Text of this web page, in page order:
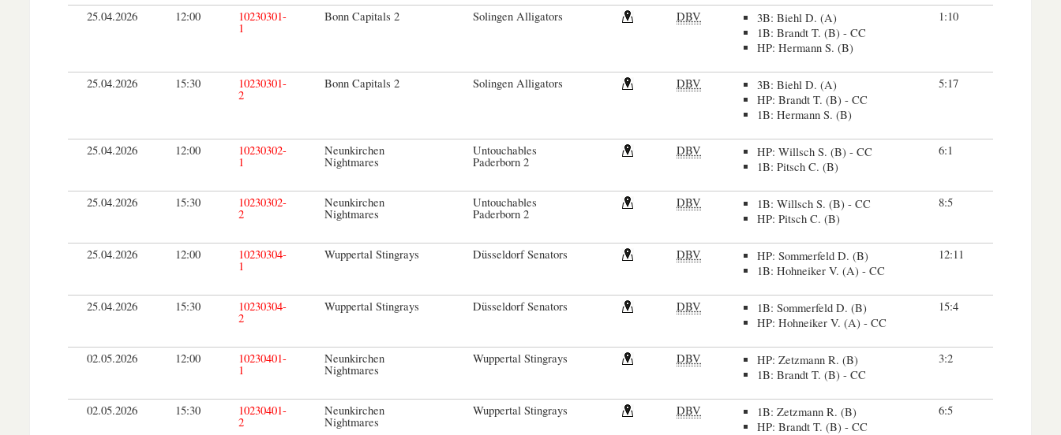
25.04.2026 12:00 10230301-
1
Bonn Capitals 2 Solingen Alligators DBV
3B: Biehl D. (A)
1B: Brandt T. (B) - CC
HP: Hermann S. (B)
1:10
25.04.2026 15:30 10230301-
2
Bonn Capitals 2 Solingen Alligators DBV
3B: Biehl D. (A)
HP: Brandt T. (B) - CC
1B: Hermann S. (B)
5:17
25.04.2026 12:00 10230302-
1
Neunkirchen
Nightmares
Untouchables
Paderborn 2
DBV
HP: Willsch S. (B) - CC
1B: Pitsch C. (B)
6:1
25.04.2026 15:30 10230302-
2
Neunkirchen
Nightmares
Untouchables
Paderborn 2
DBV
1B: Willsch S. (B) - CC
HP: Pitsch C. (B)
8:5
25.04.2026 12:00 10230304-
1
Wuppertal Stingrays Düsseldorf Senators DBV
HP: Sommerfeld D. (B)
1B: Hohneiker V. (A) - CC
12:11
25.04.2026 15:30 10230304-
2
Wuppertal Stingrays Düsseldorf Senators DBV
1B: Sommerfeld D. (B)
HP: Hohneiker V. (A) - CC
15:4
02.05.2026 12:00 10230401-
1
Neunkirchen
Nightmares
Wuppertal Stingrays DBV
HP: Zetzmann R. (B)
1B: Brandt T. (B) - CC
3:2
02.05.2026 15:30 10230401-
2
Neunkirchen
Nightmares
Wuppertal Stingrays DBV
1B: Zetzmann R. (B)
HP: Brandt T. (B) - CC
6:5